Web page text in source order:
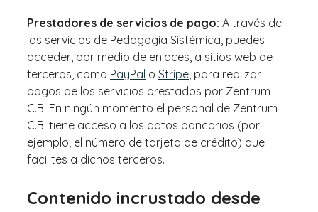
Prestadores de servicios de pago: A través de
los servicios de Pedagogía Sistémica, puedes
acceder, por medio de enlaces, a sitios web de
terceros, como PayPal o Stripe, para realizar
pagos de los servicios prestados por Zentrum
C.B. En ningún momento el personal de Zentrum
C.B. tiene acceso a los datos bancarios (por
ejemplo, el número de tarjeta de crédito) que
facilites a dichos terceros.
Contenido incrustado desde